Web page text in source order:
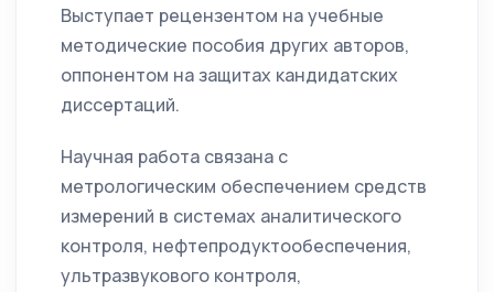
Выступает рецензентом на учебные
методические пособия других авторов,
оппонентом на защитах кандидатских
диссертаций.
Научная работа связана с
метрологическим обеспечением средств
измерений в системах аналитического
контроля, нефтепродуктообеспечения,
ультразвукового контроля,